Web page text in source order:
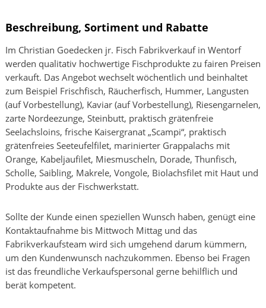
Beschreibung, Sortiment und Rabatte
Im Christian Goedecken jr. Fisch Fabrikverkauf in Wentorf
werden qualitativ hochwertige Fischprodukte zu fairen Preisen
verkauft. Das Angebot wechselt wöchentlich und beinhaltet
zum Beispiel Frischfisch, Räucherfisch, Hummer, Langusten
(auf Vorbestellung), Kaviar (auf Vorbestellung), Riesengarnelen,
zarte Nordeezunge, Steinbutt, praktisch grätenfreie
Seelachsloins, frische Kaisergranat „Scampi“, praktisch
grätenfreies Seeteufelfilet, marinierter Grappalachs mit
Orange, Kabeljaufilet, Miesmuscheln, Dorade, Thunfisch,
Scholle, Saibling, Makrele, Vongole, Biolachsfilet mit Haut und
Produkte aus der Fischwerkstatt.
Sollte der Kunde einen speziellen Wunsch haben, genügt eine
Kontaktaufnahme bis Mittwoch Mittag und das
Fabrikverkaufsteam wird sich umgehend darum kümmern,
um den Kundenwunsch nachzukommen. Ebenso bei Fragen
ist das freundliche Verkaufspersonal gerne behilflich und
berät kompetent.